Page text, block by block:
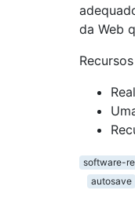
da Web
software-
autosave